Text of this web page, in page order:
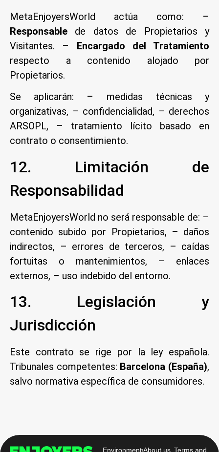
MetaEnjoyersWorld actúa como: –
Responsable de datos de Propietarios y
Visitantes. – Encargado del Tratamiento
respecto a contenido alojado por
Propietarios.
Se aplicarán: – medidas técnicas y
organizativas, – confidencialidad, – derechos
ARSOPL, – tratamiento lícito basado en
contrato o consentimiento.
12. Limitación de
Responsabilidad
MetaEnjoyersWorld no será responsable de: –
contenido subido por Propietarios, – daños
indirectos, – errores de terceros, – caídas
fortuitas o mantenimientos, – enlaces
externos, – uso indebido del entorno.
13. Legislación y
Jurisdicción
Este contrato se rige por la ley española.
Tribunales competentes: Barcelona (España),
salvo normativa específica de consumidores.
EnvironmentsAbout us Terms and